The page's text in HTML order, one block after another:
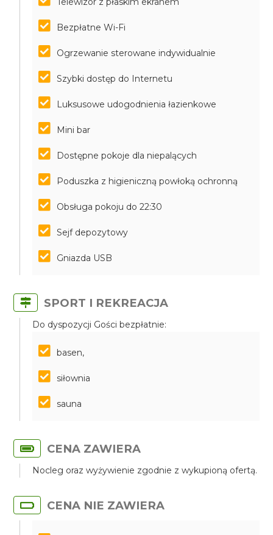
Bezpłatne Wi-Fi
Ogrzewanie sterowane indywidualnie
Szybki dostęp do Internetu
Luksusowe udogodnienia łazienkowe
Mini bar
Dostępne pokoje dla niepalących
Poduszka z higieniczną powłoką ochronną
Obsługa pokoju do 22:30
Sejf depozytowy
Gniazda USB
SPORT I REKREACJA
Do dyspozycji Gości bezpłatnie:
basen,
siłownia
sauna
CENA ZAWIERA
Nocleg oraz wyżywienie zgodnie z wykupioną ofertą.
CENA NIE ZAWIERA